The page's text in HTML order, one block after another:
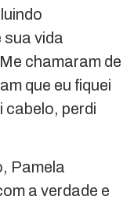
vida
chamaram de
que eu fiquei
cabelo, perdi
Pamela
a verdade e